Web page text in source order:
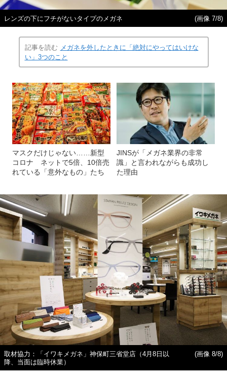
レンズの下にフチがないタイプのメガネ (画像 7/8)
記事を読む メガネを外したときに「絶対にやってはいけな
い」3つのこと
マスクだけじゃない……新型
コロナ ネットで5倍、10倍売
れている「意外なもの」たち
JINSが「メガネ業界の非常
識」と言われながらも成功し
た理由
取材協力：「イワキメガネ」神保町三省堂店（4月8日以
降、当面は臨時休業）
(画像 8/8)